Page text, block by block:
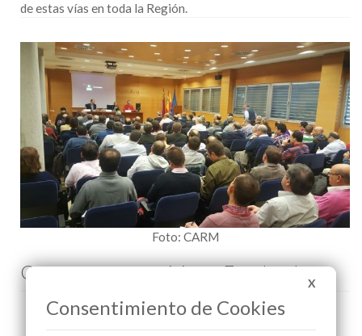
de estas vías en toda la Región.
Foto: CARM
Comenta esta noticia en Facebook X
Consentimiento de Cookies